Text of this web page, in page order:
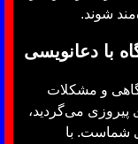
شوند.
با دعانویسی
و مشکلات
پیروزی می‌گردید،
شماست. با